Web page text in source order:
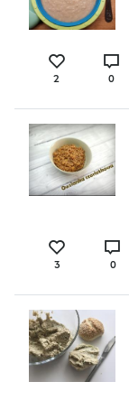
2 0
3 0